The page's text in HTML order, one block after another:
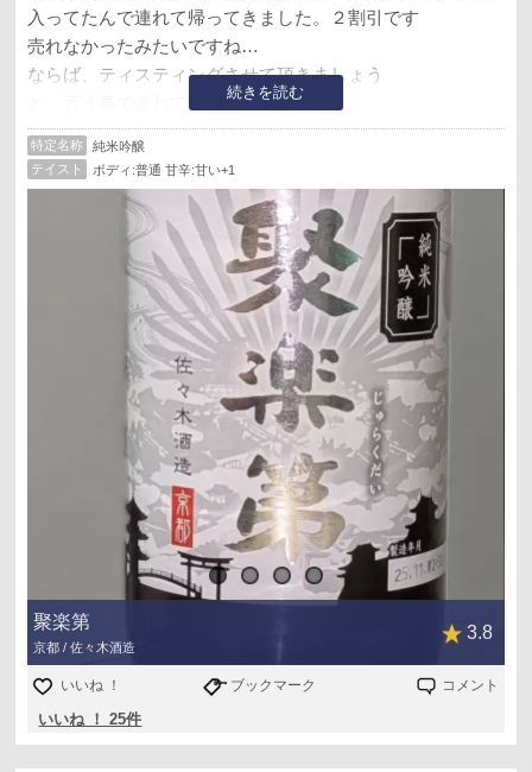
続きを読む
入ってたんで連れて帰ってきました。２割引です
売れなかったみたいですね…
ならば、ティスティングさせて頂きましょう
と、言う事で連れて帰ってきました
しっかり冷やして開栓すると、薫りはけっこう華やかな吟
醸香
口に含むと、酸からの優しい甘味旨味の奥の苦味
なかなか良いじゃありませんか
食中酒としてバッチリなやつです
毎日少しづつ飲むと、バランスの良い甘旨酒になりました
美味しかったです(^o^)
720ml 1,408円（税込・の２割引）
精米歩合50%、アルコール分15度
ディスカウントストアダイレックスにて購入
特定名称
純米吟醸
テイスト
ボディ:普通 甘辛:甘い+1
聚楽第
京都 / 佐々木酒造
3.8
いいね ！ ブックマーク コメント
いいね ！ 25件